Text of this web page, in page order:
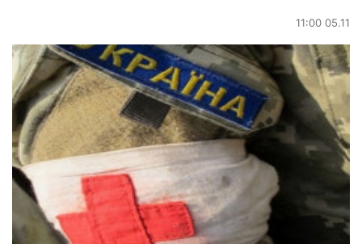
11:00 05.11